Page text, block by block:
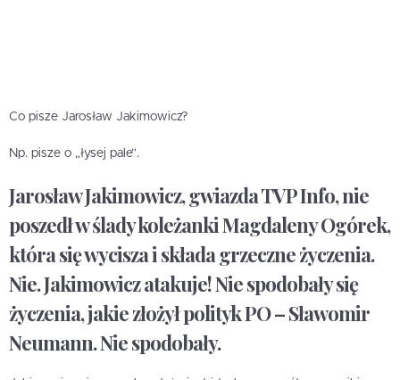
Co pisze Jarosław Jakimowicz?
Np. pisze o „łysej pale”.
Jarosław Jakimowicz, gwiazda TVP Info, nie
poszedł w ślady koleżanki Magdaleny Ogórek,
która się wycisza i składa grzeczne życzenia.
Nie. Jakimowicz atakuje! Nie spodobały się
życzenia, jakie złożył polityk PO – Sławomir
Neumann. Nie spodobały.